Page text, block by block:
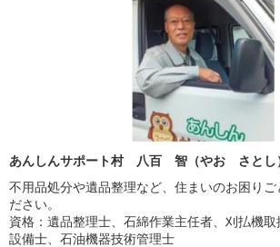
あんしんサポート村 八百 智（やお さとし
不用品処分や遺品整理など、住まいのお困りご
ださい。
資格：遺品整理士、石綿作業主任者、刈払機
設備士、石油機器技術管理士